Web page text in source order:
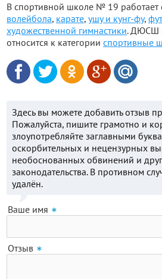
В спортивной школе № 19 работает
волейбола, карате, ушу и кунг-фу,
художественной гимнастики. ДЮСШ
относится к категории спортивные
Здесь вы можете добавить отзыв
Пожалуйста, пишите грамотно и
злоупотребляйте заглавными
оскорбительных и нецензурных
необоснованных обвинений и
законодательства. В противном
удалён.
Ваше имя
Отзыв